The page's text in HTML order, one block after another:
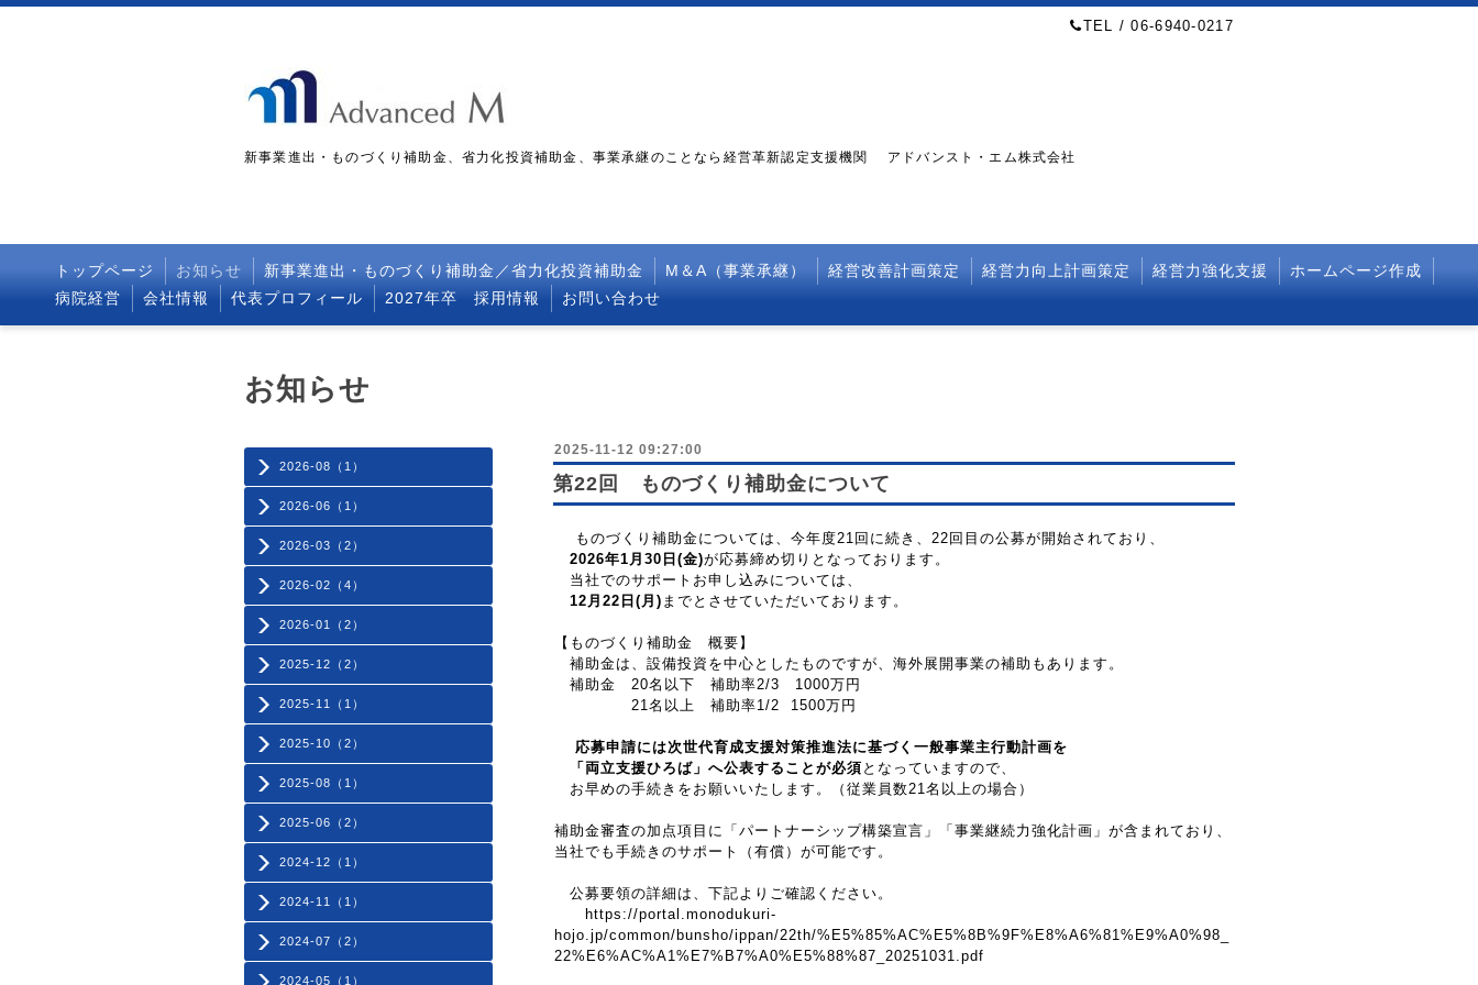
TEL / 06-6940-0217
新事業進出・ものづくり補助金、省力化投資補助金、事業承継のことなら経営革新認定支援機関 アドバンスト・エム株式会社
トップページ お知らせ 新事業進出・ものづくり補助金／省力化投資補助金 M＆A（事業承継） 経営改善計画策定 経営力向上計画策定 経営力強化支援
ホームページ作成
病院経営
会社情報 代表プロフィール 2027年卒 採用情報 お問い合わせ
2026-08（1）
2026-06（1）
2026-03（2）
2026-02（4）
2026-01（2）
2025-12（2）
2025-11（1）
2025-10（2）
2025-08（1）
2025-06（2）
2024-12（1）
2024-11（1）
2024-07（2）
2024-05（1）
お知らせ
2025-11-12 09:27:00
第22回 ものづくり補助金について
ものづくり補助金については、今年度21回に続き、22回目の公募が開始されており、
2026年1月30日 (金)が応募締め切りとなっております。
当社でのサポートお申し込みについては、
12月22日 (月 ) までとさせていただいております。
【ものづくり補助金 概要】
補助金は、設備投資を中心としたものですが、海外展開事業の補助もあります。
補助金 20名以下 補助率2/3 1000万円
21名以上 補助率1/2 1500万円
応募申請には次世代育成支援対策推進法に基づく一般事業主行動計画を
「両立支援ひろば」へ公表することが必須 となっていますので、
お早めの手続きをお願いいたします。（従業員数21名以上の場合）
補助金審査の加点項目に「パートナーシップ構築宣言」「事業継続力強化計画」が含まれており、
当社でも手続きのサポート（有償）が可能です。
公募要領の詳細は、下記よりご確認ください。
https://portal.monodukuri-
hojo.jp/common/bunsho/ippan/22th/%E5%85%AC%E5%8B%9F%E8%A6%81%E9%A0%98_
22%E6%AC%A1%E7%B7%A0%E5%88%87_20251031.pdf